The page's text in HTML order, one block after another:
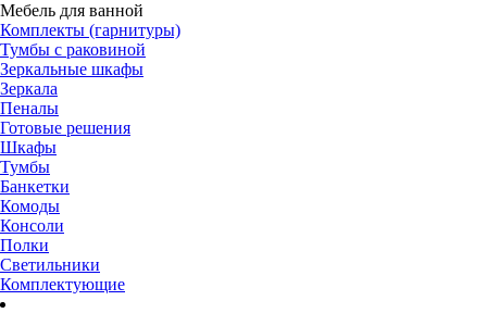
Мебель для ванной
Комплекты (гарнитуры)
Тумбы с раковиной
Зеркальные шкафы
Зеркала
Пеналы
Готовые решения
Шкафы
Тумбы
Банкетки
Комоды
Консоли
Полки
Светильники
Комплектующие